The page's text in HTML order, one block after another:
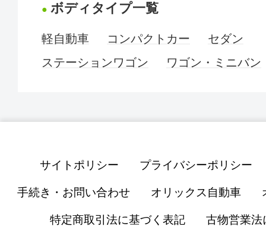
ボディタイプ一覧
軽自動車 コンパクトカー
セダン
ステーションワゴン
ワゴン・ミニバン
サイトポリシー プライバシーポリシー
手続き・お問い合わせ オリックス自動車
特定商取引法に基づく表記 古物営業法